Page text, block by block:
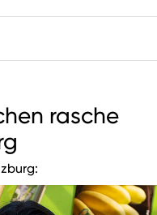
rasche